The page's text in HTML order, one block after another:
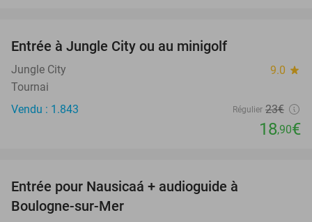
Entrée à Jungle City ou au minigolf
Jungle City 9.0 star
Tournai
Vendu : 1.843
Régulier 23€
18,90€
Entrée pour Nausicaá + audioguide à
Boulogne-sur-Mer